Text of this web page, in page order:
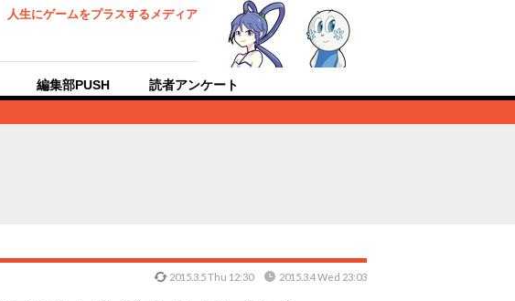
人生にゲームをプラスするメディア
編集部PUSH 読者アンケート
2015.3.5 Thu 12:30 2015.3.4 Wed 23:03